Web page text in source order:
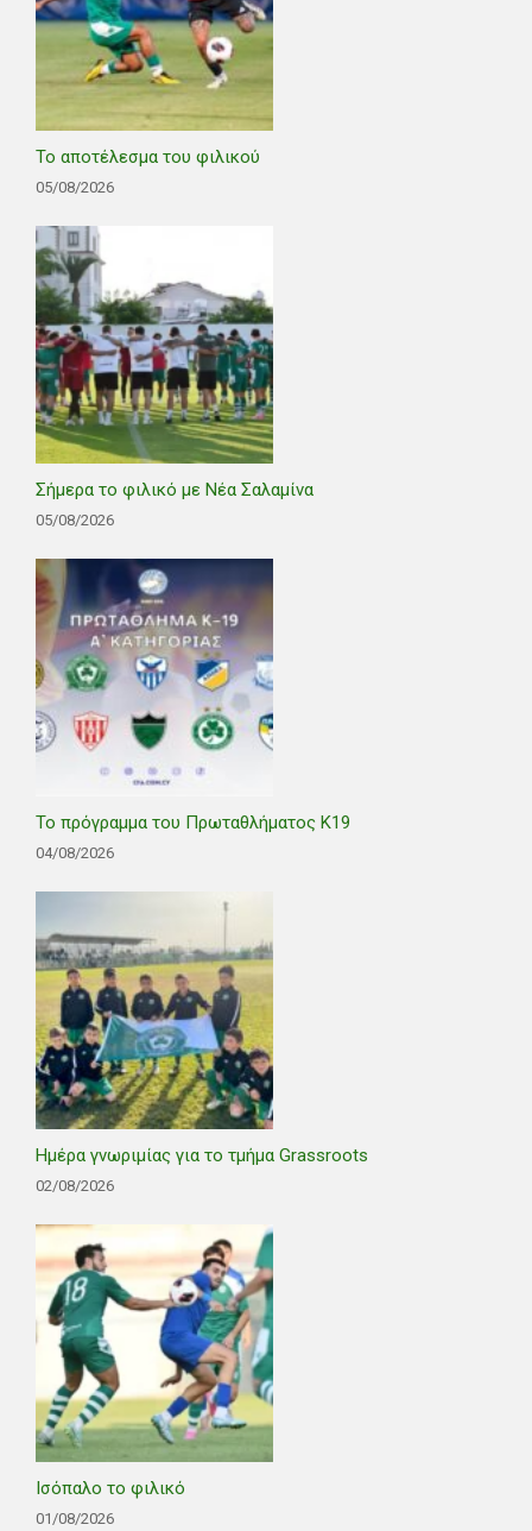
Το αποτέλεσμα του φιλικού
05/08/2026
Σήμερα το φιλικό με Νέα Σαλαμίνα
05/08/2026
Το πρόγραμμα του Πρωταθλήματος Κ19
04/08/2026
Ημέρα γνωριμίας για το τμήμα Grassroots
02/08/2026
Ισόπαλο το φιλικό
01/08/2026